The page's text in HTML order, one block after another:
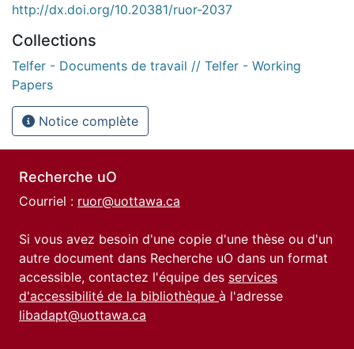
http://dx.doi.org/10.20381/ruor-2037
Collections
Telfer - Documents de travail // Telfer - Working
Papers
Notice complète
Recherche uO
Courriel : ruor@uottawa.ca
Si vous avez besoin d'une copie d'une thèse ou d'un
autre document dans Recherche uO dans un format
accessible, contactez l'équipe des services
d'accessibilité de la bibliothèque à l'adresse
libadapt@uottawa.ca